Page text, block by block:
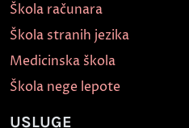
Škola računara
Škola stranih jezika
Medicinska škola
Škola nege lepote
USLUGE